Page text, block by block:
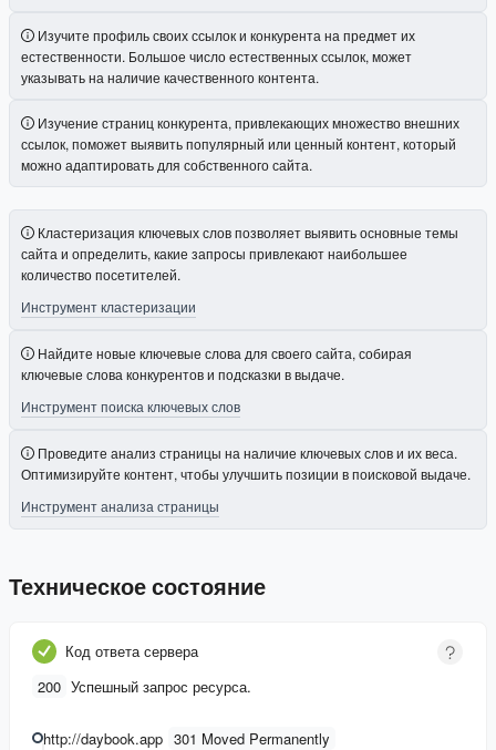
Изучите профиль своих ссылок и конкурента на предмет их
естественности. Большое число естественных ссылок, может
указывать на наличие качественного контента.
Изучение страниц конкурента, привлекающих множество внешних
ссылок, поможет выявить популярный или ценный контент, который
можно адаптировать для собственного сайта.
Кластеризация ключевых слов позволяет выявить основные темы
сайта и определить, какие запросы привлекают наибольшее
количество посетителей.
Инструмент кластеризации
Найдите новые ключевые слова для своего сайта, собирая
ключевые слова конкурентов и подсказки в выдаче.
Инструмент поиска ключевых слов
Проведите анализ страницы на наличие ключевых слов и их веса.
Оптимизируйте контент, чтобы улучшить позиции в поисковой выдаче.
Инструмент анализа страницы
Техническое состояние
Код ответа сервера
200 Успешный запрос ресурса.
http://daybook.app 301 Moved Permanently